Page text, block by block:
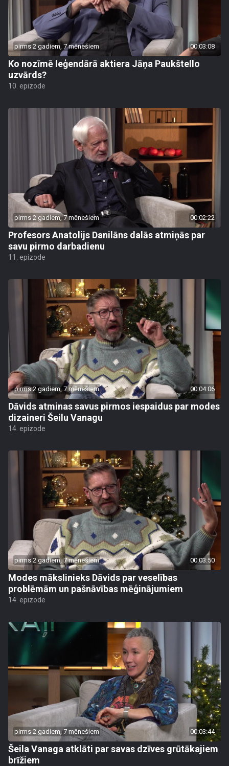
pirms 2 gadiem, 7 mēnešiem 00:03:08
Ko nozīmē leģendārā aktiera Jāņa Paukštello
uzvārds?
10. epizode
pirms 2 gadiem, 7 mēnešiem 00:02:22
Profesors Anatolijs Danilāns dalās atmiņās par
savu pirmo darbadienu
11. epizode
pirms 2 gadiem, 7 mēnešiem 00:04:06
Dāvids atminas savus pirmos iespaidus par modes
dizaineri Šeilu Vanagu
14. epizode
pirms 2 gadiem, 7 mēnešiem 00:03:50
Modes mākslinieks Dāvids par veselības
problēmām un pašnāvības mēģinājumiem
14. epizode
pirms 2 gadiem, 7 mēnešiem 00:03:44
Šeila Vanaga atklāti par savas dzīves grūtākajiem
brīžiem